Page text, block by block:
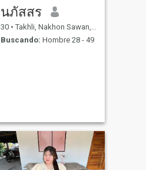
นภัสสร
30 • Takhli, Nakhon Sawan, Tailandia
Buscando: Hombre 28 - 49